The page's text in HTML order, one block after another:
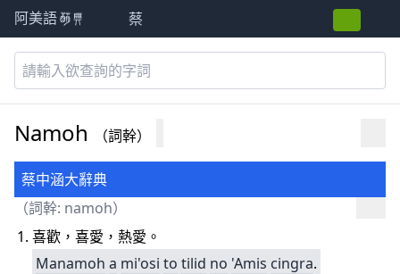
阿美語萌典 蔡
Namoh （詞幹）
蔡中涵大辭典
（詞幹: namoh）
喜歡，喜愛，熱愛。
Manamoh a mi'osi to tilid no 'Amis cingra.